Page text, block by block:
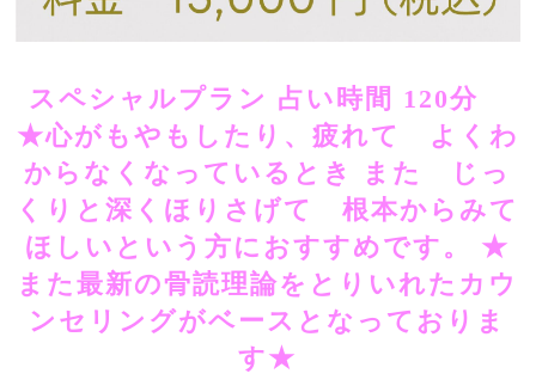
スペシャルプラン 占い時間 120分
★​​​​心がもやもしたり、疲れて よくわ
からなくなっているとき​ ​​また じっ
くりと深くほりさげて 根本からみて
ほしいという方におすすめです。​ ​​★
また最新の骨読理論をとりいれたカウ
ンセリングがベースとなっておりま
す★